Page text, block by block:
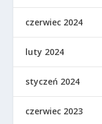
czerwiec 2024
luty 2024
styczeń 2024
czerwiec 2023